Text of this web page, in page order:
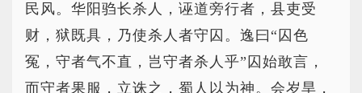
民风。华阳驺长杀人，诬道旁行者，县吏受
财，狱既具，乃使杀人者守囚。逸曰“囚色
冤，守者气不直，岂守者杀人乎”囚始敢言，
而守者果服，立诛之，蜀人以为神。会岁旱，